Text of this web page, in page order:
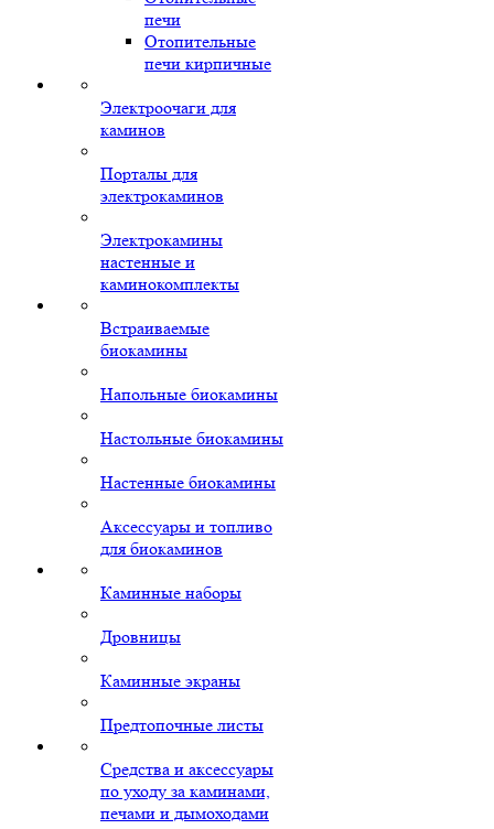
печи
Отопительные
печи кирпичные
Электроочаги для
каминов
Порталы для
электрокаминов
Электрокамины
настенные и
каминокомплекты
Встраиваемые
биокамины
Напольные биокамины
Настольные биокамины
Настенные биокамины
Аксессуары и топливо
для биокаминов
Каминные наборы
Дровницы
Каминные экраны
Предтопочные листы
Средства и аксессуары
по уходу за каминами,
печами и дымоходами